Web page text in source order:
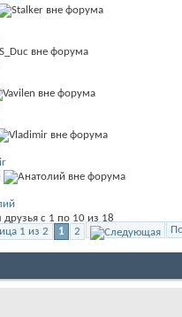
друзья с 1 по 10 из 18
1 из 2
1 2